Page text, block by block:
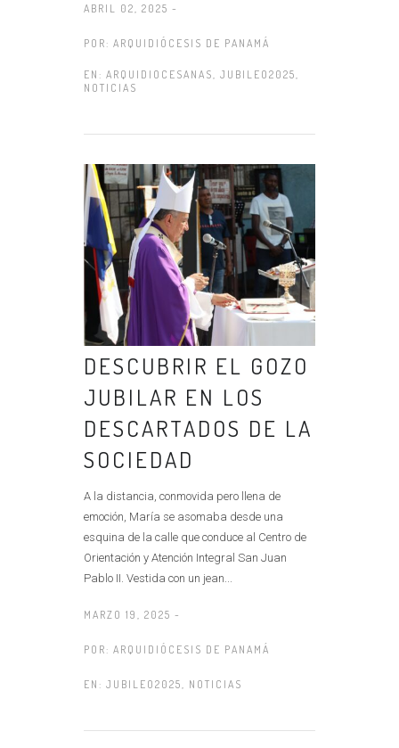
ABRIL 02, 2025 -
POR: ARQUIDIÓCESIS DE PANAMÁ
EN: ARQUIDIOCESANAS JUBILEO2025
NOTICIAS
DESCUBRIR EL GOZO
JUBILAR EN LOS
DESCARTADOS DE LA
SOCIEDAD
A la distancia, conmovida pero llena de
emoción, María se asomaba desde una
esquina de la calle que conduce al Centro de
Orientación y Atención Integral San Juan
Pablo II. Vestida con un jean...
MARZO 19, 2025 -
POR: ARQUIDIÓCESIS DE PANAMÁ
EN: JUBILEO2025 NOTICIAS